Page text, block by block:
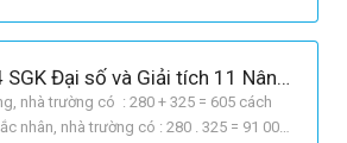
20 số có hai chữ số mà hai chữ số của nó
Câu 3 trang 54 SGK Đại số và Giải tích 11 Nâng cao
nhà trường có : 280 + 325 = 605 cách
nhân, nhà trường có : 280 . 325 = 91 000